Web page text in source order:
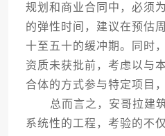
规划和商业合同中，必须
的弹性时间，建议在预估
十至五十的缓冲期。同时
资质未获批前，考虑以与
合体的方式参与特定项目
总而言之，安哥拉建筑
系统性的工程，考验的不